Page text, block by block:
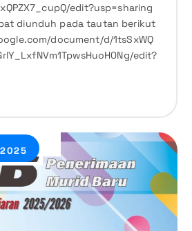
edit?usp=sharing
diunduh pada tautan berikut
document/d/1tsSxWQ
edit?